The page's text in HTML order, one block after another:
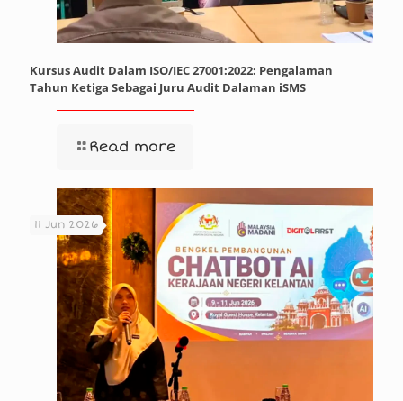
Kursus Audit Dalam ISO/IEC 27001:2022: Pengalaman
Tahun Ketiga Sebagai Juru Audit Dalaman iSMS
Read more
11 Jun 2026